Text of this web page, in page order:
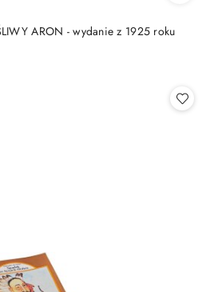
ARON - wydanie z 1925 roku